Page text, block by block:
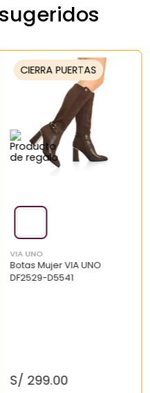
CIERRA PUERTAS
VIA UNO
Botas Mujer VIA UNO
DF2529-D5541
S/ 299.00